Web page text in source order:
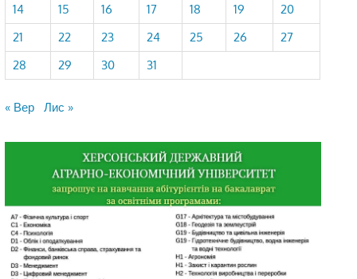
14
15 16 17 18 19
20
21
22 23 24 25 26
27
28
29 30 31
« Вер Лис »